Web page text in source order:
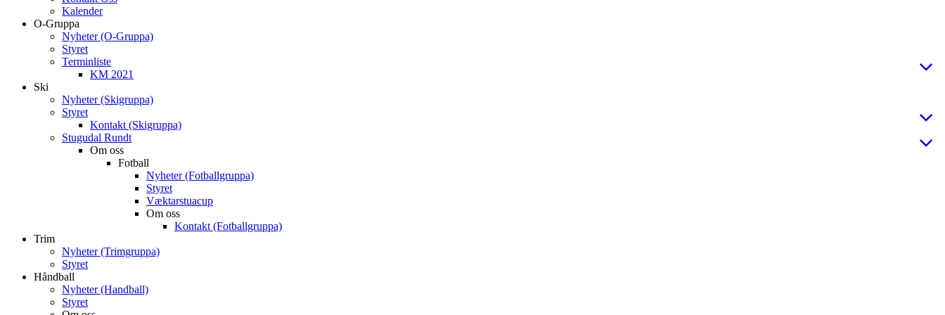
Kalender
O-Gruppa
Nyheter (O-Gruppa)
Styret
Terminliste
KM 2021
Ski
Nyheter (Skigruppa)
Styret
Kontakt (Skigruppa)
Stugudal Rundt
Om oss
Fotball
Nyheter (Fotballgruppa)
Styret
Væktarstuacup
Om oss
Kontakt (Fotballgruppa)
Trim
Nyheter (Trimgruppa)
Styret
Håndball
Nyheter (Handball)
Styret